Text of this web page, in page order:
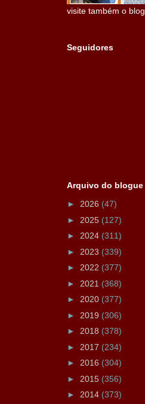
visite também o blog
Seguidores
Arquivo do blogue
► 2026 (47)
► 2025 (127)
► 2024 (311)
► 2023 (339)
► 2022 (377)
► 2021 (368)
► 2020 (377)
► 2019 (306)
► 2018 (378)
► 2017 (234)
► 2016 (304)
► 2015 (356)
► 2014 (373)